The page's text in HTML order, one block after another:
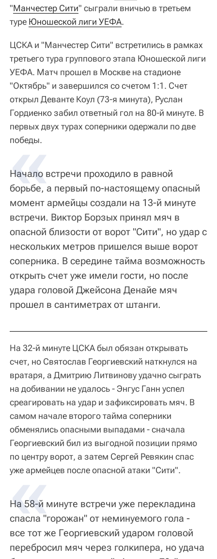
"Манчестер Сити" сыграли вничью в третьем
туре Юношеской лиги УЕФА.
ЦСКА и "Манчестер Сити" встретились в рамках
третьего тура группового этапа Юношеской лиги
УЕФА. Матч прошел в Москве на стадионе
"Октябрь" и завершился со счетом 1:1. Счет
открыл Деванте Коул (73-я минута), Руслан
Гордиенко забил ответный гол на 80-й минуте. В
первых двух турах соперники одержали по две
победы.
Начало встречи проходило в равной
борьбе, а первый по-настоящему опасный
момент армейцы создали на 13-й минуте
встречи. Виктор Борзых принял мяч в
опасной близости от ворот "Сити", но удар с
нескольких метров пришелся выше ворот
соперника. В середине тайма возможность
открыть счет уже имели гости, но после
удара головой Джейсона Денайе мяч
прошел в сантиметрах от штанги.
На 32-й минуте ЦСКА был обязан открывать
счет, но Святослав Георгиевский наткнулся на
вратаря, а Дмитрию Литвинову удачно сыграть
на добивании не удалось - Энгус Ганн успел
среагировать на удар и зафиксировать мяч. В
самом начале второго тайма соперники
обменялись опасными выпадами - сначала
Георгиевский бил из выгодной позиции прямо
по центру ворот, а затем Сергей Ревякин спас
уже армейцев после опасной атаки "Сити".
На 58-й минуте встречи уже перекладина
спасла "горожан" от неминуемого гола -
все тот же Георгиевский ударом головой
перебросил мяч через голкипера, но удача